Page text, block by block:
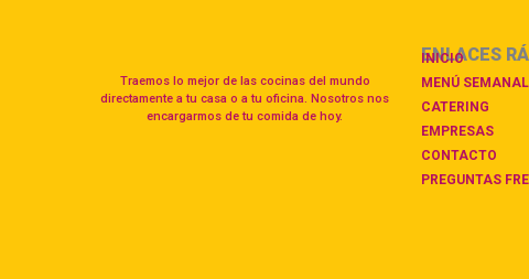
Traemos lo mejor de las cocinas del mundo
directamente a tu casa o a tu oficina. Nosotros nos
encargarmos de tu comida de hoy.
ENLACES
INICIO
MENÚ SEMANAL
CATERING
EMPRESAS
CONTACTO
PREGUNTAS